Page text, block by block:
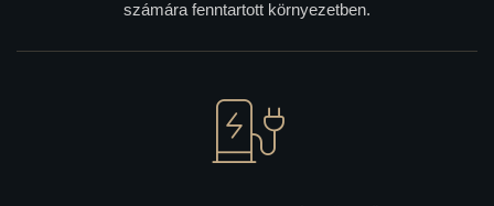
számára fenntartott környezetben.